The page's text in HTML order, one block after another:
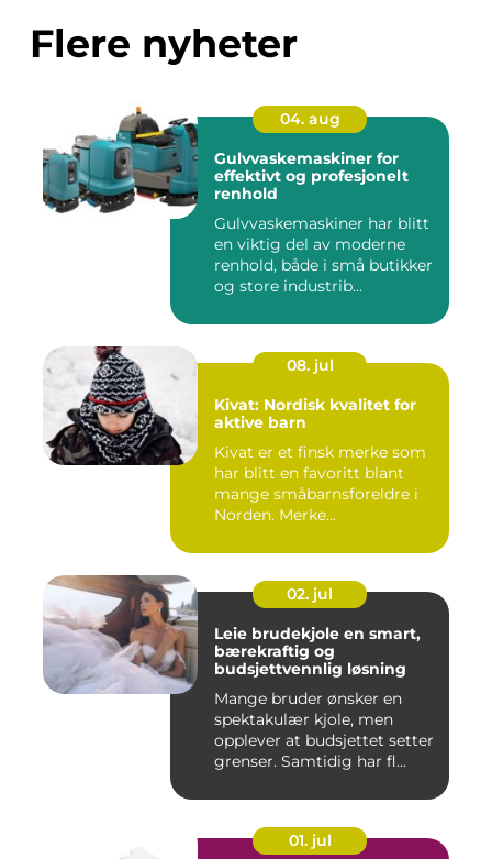
Flere nyheter
04. aug
Gulvvaskemaskiner for
effektivt og profesjonelt
renhold
Gulvvaskemaskiner har blitt
en viktig del av moderne
renhold, både i små butikker
og store industrib...
08. jul
Kivat: Nordisk kvalitet for
aktive barn
Kivat er et finsk merke som
har blitt en favoritt blant
mange småbarnsforeldre i
Norden. Merke...
02. jul
Leie brudekjole en smart,
bærekraftig og
budsjettvennlig løsning
Mange bruder ønsker en
spektakulær kjole, men
opplever at budsjettet setter
grenser. Samtidig har fl...
01. jul